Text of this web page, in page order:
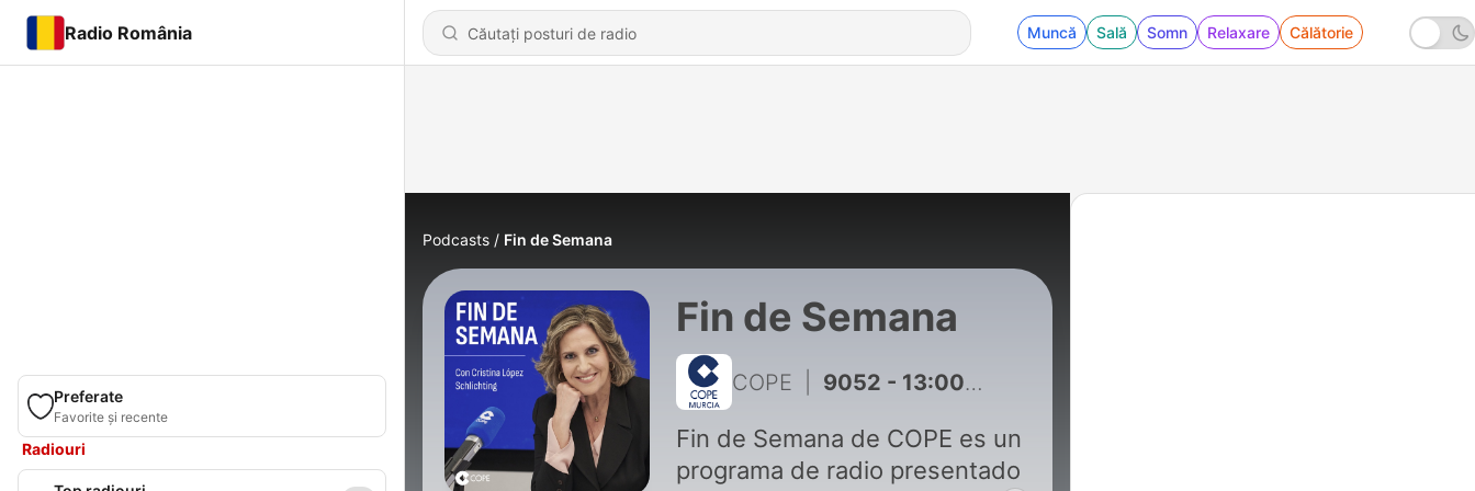
Radio România Muncă Sală Somn Relaxare Călătorie
Preferate
Favorite și recente
Radiouri
Podcasts Fin de Semana
Fin de Semana
COPE 9052 - 13:00H | 02 AGO 2026 | Fin de Semana
Fin de Semana de COPE es un
programa de radio presentado